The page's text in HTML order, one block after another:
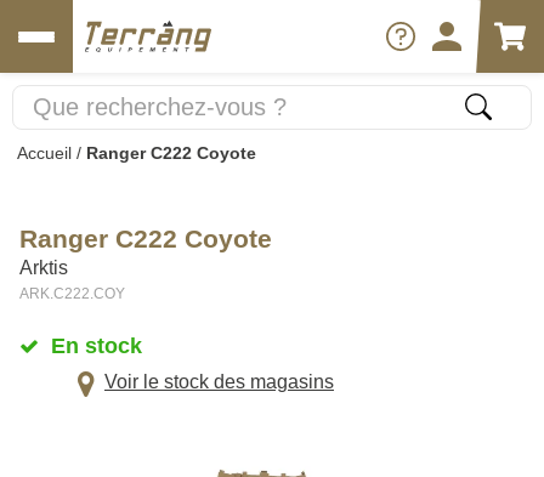
Accueil / Ranger C222 Coyote
Ranger C222 Coyote
Arktis
ARK.C222.COY
En stock
Voir le stock des magasins